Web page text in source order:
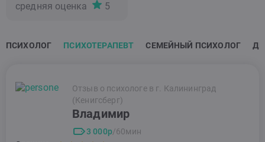
средняя оценка
5
ПСИХОЛОГ ПСИХОТЕРАПЕВТ СЕМЕЙНЫЙ ПСИХОЛОГ
Отзыв о психологе в г. Калининград
(Кенигсберг)
Владимир
3 000р/60мин